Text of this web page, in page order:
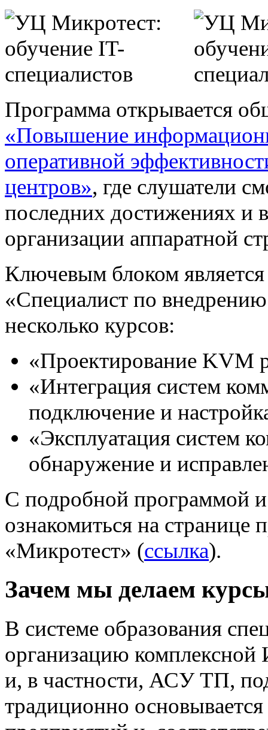
Программа открывается
«Повышение
оперативной
центров», где слушатели
последних достижениях и
организации аппаратной
Ключевым блоком
«Специалист по
несколько курсов:
«Проектирование KVM
«Интеграция систем
подключение и
«Эксплуатация систем
обнаружение и
С подробной программой
ознакомиться на
«Микротест» (ссылка).
Зачем мы делаем
В системе образования
организацию
и, в частности, АСУ ТП,
традиционно